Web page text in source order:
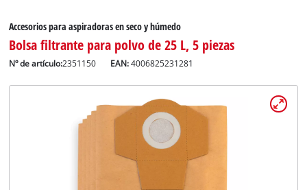
Accesorios para aspiradoras en seco y húmedo
Bolsa filtrante para polvo de 25 L, 5 piezas
Nº de artículo:2351150 EAN:4006825231281